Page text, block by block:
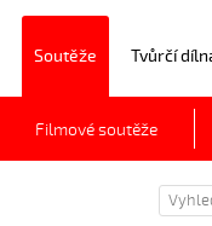
Soutěže Tvůrčí
Filmové soutěže